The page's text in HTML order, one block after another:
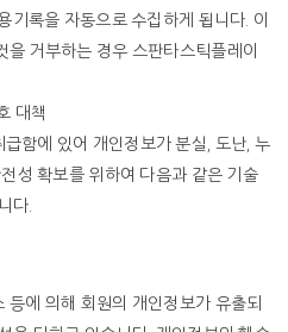
기록을 자동으로 수집하게 됩니다 이
을 거부하는 경우 스판타스틱플레이
대책
급함에 있어 개인정보가 분실 도난 누
성 확보를 위하여 다음과 같은 기술
다
등에 의해 회원의 개인정보가 유출되